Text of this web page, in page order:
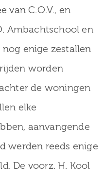
van C.O.V., en
Ambachtschool en
enige zestallen
worden
de woningen
elke
aanvangende
werden reeds enige
De voorz. H. Kool